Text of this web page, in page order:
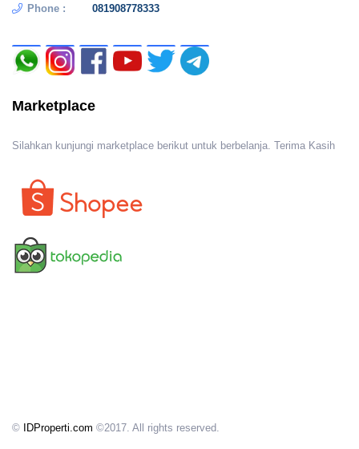
Phone : 081908778333
Marketplace
Silahkan kunjungi marketplace berikut untuk berbelanja. Terima Kasih
© IDProperti.com ©2017. All rights reserved.